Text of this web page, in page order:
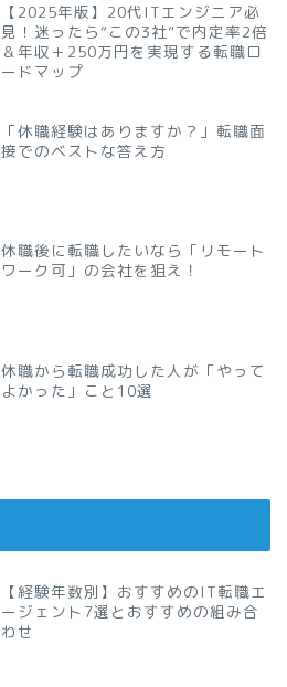
【2025年版】20代ITエンジニア必
見！迷ったら“この3社”で内定率2倍
＆年収＋250万円を実現する転職ロ
ードマップ
「休職経験はありますか？」転職面
接でのベストな答え方
休職後に転職したいなら「リモート
ワーク可」の会社を狙え！
休職から転職成功した人が「やって
よかった」こと10選
【経験年数別】おすすめのIT転職エ
ージェント7選とおすすめの組み合
わせ